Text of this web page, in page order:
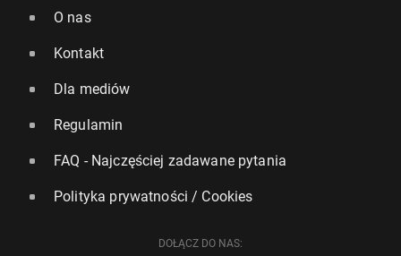
O nas
Kontakt
Dla mediów
Regulamin
FAQ - Najczęściej zadawane pytania
Polityka prywatności / Cookies
DOŁĄCZ DO NAS: